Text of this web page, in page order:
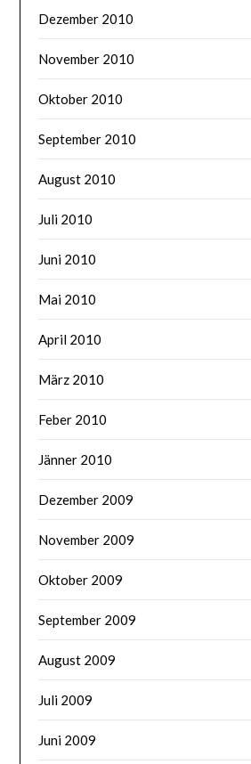
Dezember 2010
November 2010
Oktober 2010
September 2010
August 2010
Juli 2010
Juni 2010
Mai 2010
April 2010
März 2010
Feber 2010
Jänner 2010
Dezember 2009
November 2009
Oktober 2009
September 2009
August 2009
Juli 2009
Juni 2009